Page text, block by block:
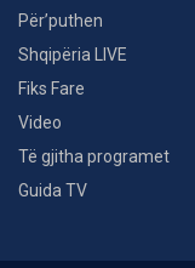
Për’puthen
Shqipëria LIVE
Fiks Fare
Video
Të gjitha programet
Guida TV